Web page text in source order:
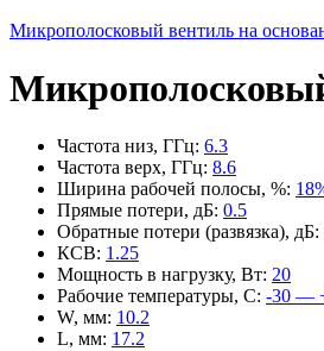
Микрополосковый вентиль на
Частота низ, ГГц: 6.3
Частота верх, ГГц: 8.6
Ширина рабочей полосы, %:
Прямые потери, дБ: 0.5
Обратные потери (развязка), дБ:
КСВ: 1.25
Мощность в нагрузку, Вт: 20
Рабочие температуры, С: -30 —
W, мм: 10.2
L, мм: 17.2